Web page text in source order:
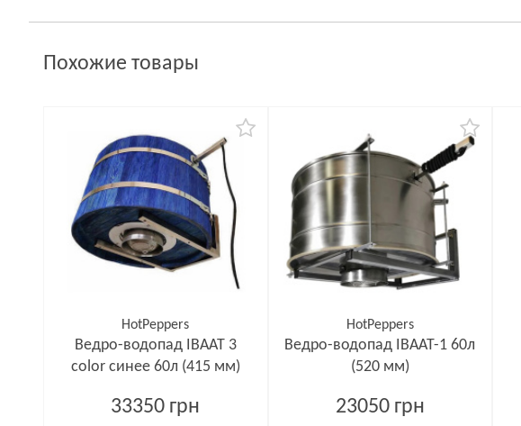
Похожие товары
HotPeppers
Ведро-водопад ІВААТ 3
color синее 60л (415 мм)
33350 грн
HotPeppers
Ведро-водопад ІВААТ-1 60л
(520 мм)
23050 грн